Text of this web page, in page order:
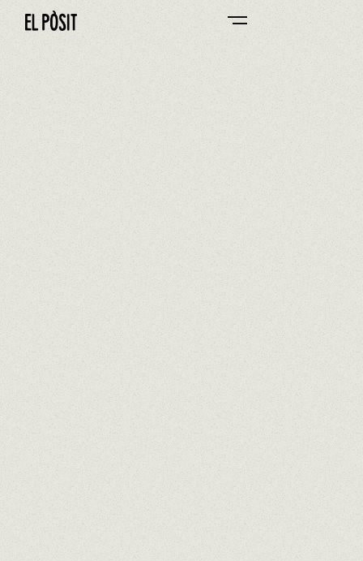
If you have leftover food, take it home
GO TO FOOD MENU
DESERTS MENU
In compliance with Law 1/2025 and maintaining El
Pòsit Grup commitment to combating food waste,